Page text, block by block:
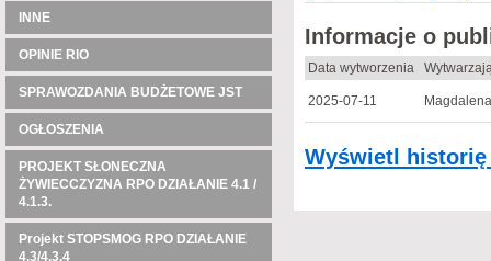
INNE
OPINIE RIO
SPRAWOZDANIA BUDŻETOWE JST
OGŁOSZENIA
PROJEKT SŁONECZNA
ŻYWIECCZYZNA RPO DZIAŁANIE 4.1 /
4.1.3.
Projekt STOPSMOG RPO DZIAŁANIE
4.3/4.3.4
Informacje o
Data wytworzenia
2025-07-11
Wyświetl